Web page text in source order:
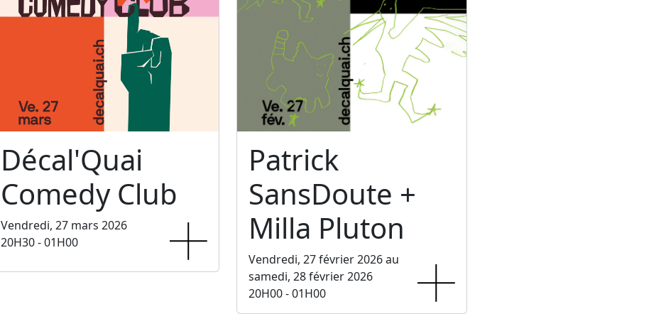
Décal'Quai
Comedy Club
Vendredi, 27 mars 2026
20H30 - 01H00
Patrick
SansDoute +
Milla Pluton
Vendredi, 27 février 2026 au
samedi, 28 février 2026
20H00 - 01H00